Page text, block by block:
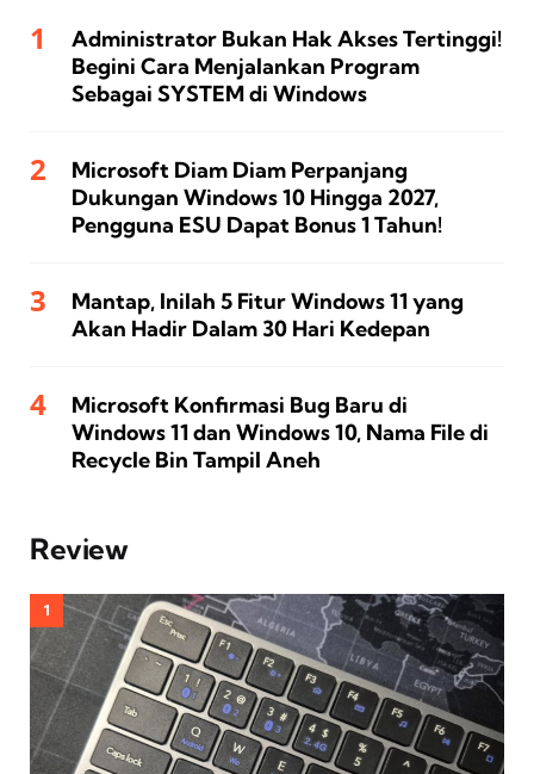
Administrator Bukan Hak Akses Tertinggi!
Begini Cara Menjalankan Program
Sebagai SYSTEM di Windows
Microsoft Diam Diam Perpanjang
Dukungan Windows 10 Hingga 2027,
Pengguna ESU Dapat Bonus 1 Tahun!
Mantap, Inilah 5 Fitur Windows 11 yang
Akan Hadir Dalam 30 Hari Kedepan
Microsoft Konfirmasi Bug Baru di
Windows 11 dan Windows 10, Nama File di
Recycle Bin Tampil Aneh
Review